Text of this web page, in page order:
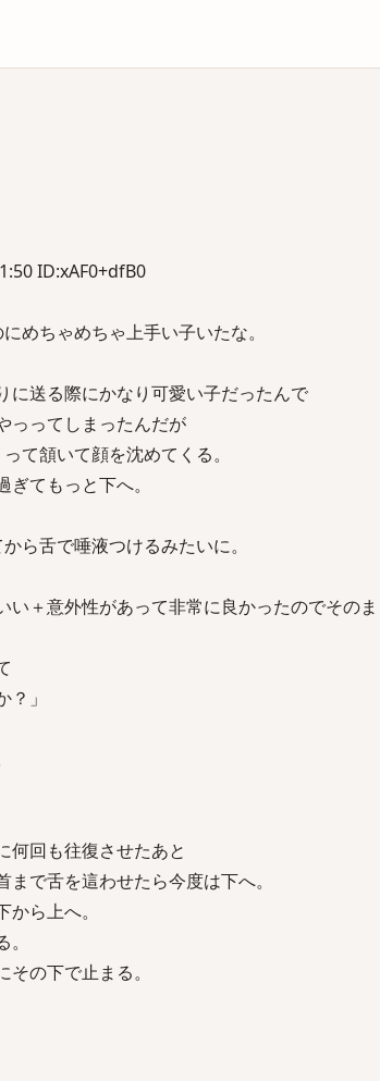
ID:xAF0+dfB0
めちゃめちゃ上手い子いたな。
に送る際にかなり可愛い子だったんで
っってしまったんだが
て頷いて顔を沈めてくる。
てもっと下へ。
ら舌で唾液つけるみたいに。
＋意外性があって非常に良かったのでその
」
何回も往復させたあと
で舌を這わせたら今度は下へ。
ら上へ。
の下で止まる。